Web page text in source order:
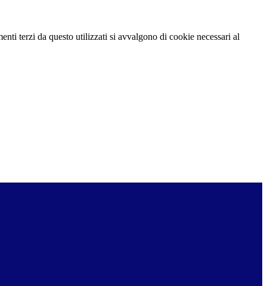
terzi da questo utilizzati si avvalgono di cookie necessari al